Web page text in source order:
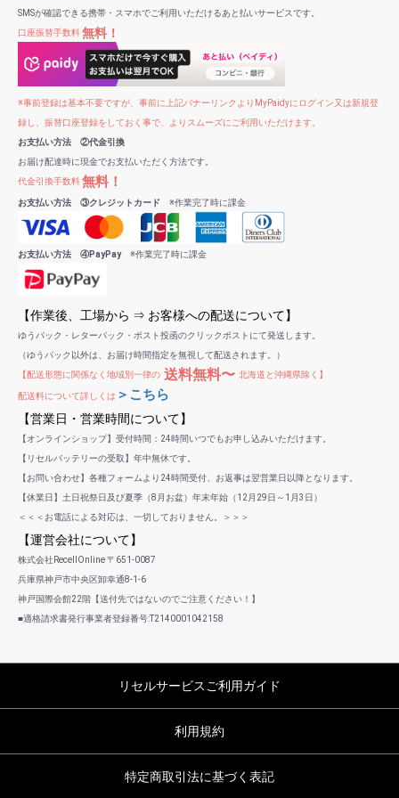
SMSが確認できる携帯・スマホでご利用いただけるあと払いサービスです。
口座振替手数料無料！
※事前登録は基本不要ですが、事前に上記バナーリンクよりMyPaidyにログイン又は新規登
録し、振替口座登録をしておく事で、よりスムーズにご利用いただけます。
お支払い方法 ②代金引換
お届け配達時に現金でお支払いただく方法です。
代金引換手数料無料！
お支払い方法 ③クレジットカード ※作業完了時に課金
お支払い方法 ④PayPay※作業完了時に課金
【作業後、工場から ⇒ お客様への配送について】
ゆうパック・レターパック・ポスト投函のクリックポストにて発送します。
（ゆうパック以外は、お届け時間指定を無視して配送されます。）
【配送形態に関係なく地域別一律の 送料無料〜 北海道と沖縄県除く】
配送料について詳しくは ＞こちら
【営業日・営業時間について】
【オンラインショップ】受付時間：24時間いつでもお申し込みいただけます。
【リセルバッテリーの受取】年中無休です。
【お問い合わせ】各種フォームより24時間受付、お返事は翌営業日以降となります。
【休業日】土日祝祭日及び夏季（8月お盆）年末年始（12月29日～1月3日）
＜＜＜お電話による対応は、一切しておりません。＞＞＞
【運営会社について】
株式会社RecellOnline 〒651-0087
兵庫県神戸市中央区卸幸通8-1-6
神戸国際会館22階【送付先ではないのでご注意ください！】
■適格請求書発行事業者登録番号:T2140001042158
リセルサービスご利用ガイド
利用規約
特定商取引法に基づく表記